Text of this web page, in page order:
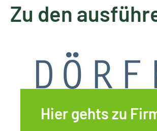
Zu den
Hier gehts zu